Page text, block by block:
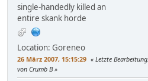
single-handedly killed an
entire skank horde
Location: Goreneo
26 März 2007, 15:15:29 Letzte Bearbeitung
von Crumb B